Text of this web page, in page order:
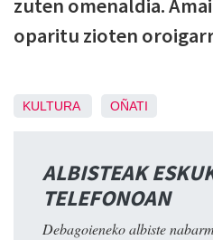
zuten omenaldia.
oparitu zioten
KULTURA OÑATI
ALBISTEAK
TELEFONOAN
Debagoieneko albiste